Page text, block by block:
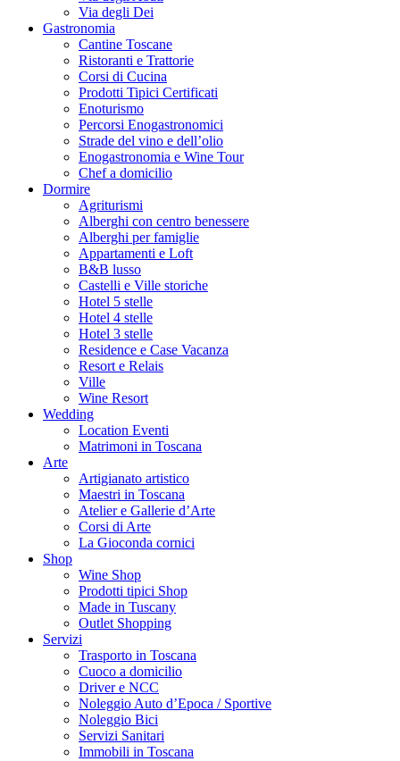
Via degli Dei
Gastronomia
Cantine Toscane
Ristoranti e Trattorie
Corsi di Cucina
Prodotti Tipici Certificati
Enoturismo
Percorsi Enogastronomici
Strade del vino e dell’olio
Enogastronomia e Wine Tour
Chef a domicilio
Dormire
Agriturismi
Alberghi con centro benessere
Alberghi per famiglie
Appartamenti e Loft
B&B lusso
Castelli e Ville storiche
Hotel 5 stelle
Hotel 4 stelle
Hotel 3 stelle
Residence e Case Vacanza
Resort e Relais
Ville
Wine Resort
Wedding
Location Eventi
Matrimoni in Toscana
Arte
Artigianato artistico
Maestri in Toscana
Atelier e Gallerie d’Arte
Corsi di Arte
La Gioconda cornici
Shop
Wine Shop
Prodotti tipici Shop
Made in Tuscany
Outlet Shopping
Servizi
Trasporto in Toscana
Cuoco a domicilio
Driver e NCC
Noleggio Auto d’Epoca / Sportive
Noleggio Bici
Servizi Sanitari
Immobili in Toscana